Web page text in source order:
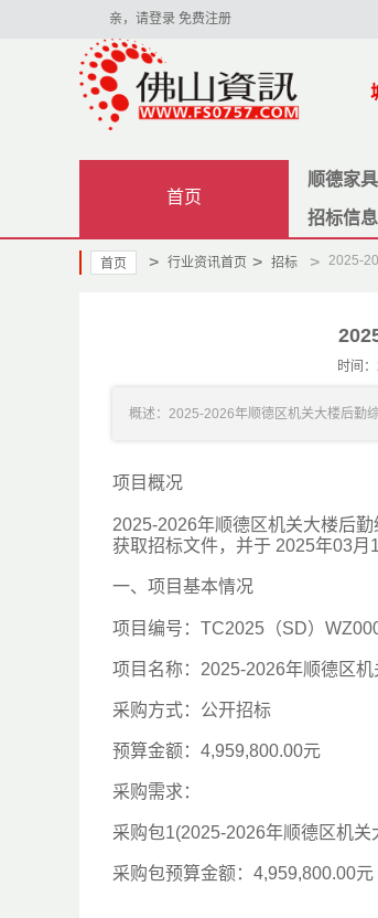
亲，请登录 免费注册
首页
顺德家具
招标信息
首页 > 行业资讯首页 > 招标 > 2025-
时间
概述：2025-2026年顺德区机关大楼后勤
项目概况
2025-2026年顺德区机关大楼后
获取招标文件，并于 2025年03月
一、项目基本情况
项目编号：TC2025（SD）
项目名称：2025-2026年顺德区
采购方式：公开招标
预算金额：4,959,800.00元
采购需求：
采购包1(2025-2026年顺德区机关
采购包预算金额：4,959,800.00元